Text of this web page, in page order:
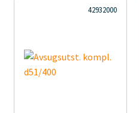
42932000